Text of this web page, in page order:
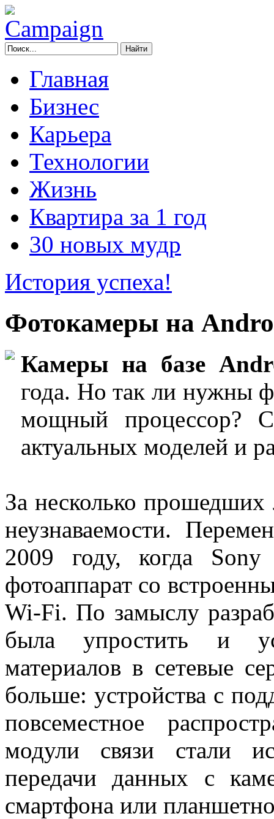
Главная
Бизнес
Карьера
Технологии
Жизнь
Квартира за 1 год
30 новых мудр
История успеха!
Фотокамеры на
Камеры на базе
года. Но так ли нужны
мощный процессор?
актуальных моделей и
За несколько
неузнаваемости.
2009 году, когда
фотоаппарат со
Wi-Fi. По замыслу
была упростить и
материалов в сетевые
больше: устройства с
повсеместное
модули связи стали
передачи данных с
смартфона или